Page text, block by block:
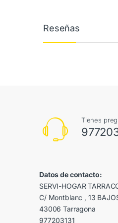
Reseñas
Tienes
Datos de contacto:
SERVI-HOGAR
C/ Montblanc , 13
43006 Tarragona
977203131